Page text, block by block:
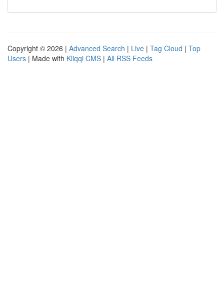
Copyright © 2026 | Advanced Search | Live | Tag Cloud | Top
Users | Made with Kliqqi CMS | All RSS Feeds